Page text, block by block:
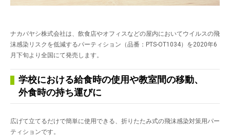
ナカバヤシ株式会社は、飲食店やオフィスなどの屋内においてウイルスの飛
沫感染リスクを低減するパーティション（品番：PTS-OT1034）を2020年6
月下旬より全国にて発売します。
学校における給食時の使用や教室間の移動、
外食時の持ち運びに
広げて立てるだけで簡単に使用できる、折りたたみ式の飛沫感染対策用パー
ティションです。